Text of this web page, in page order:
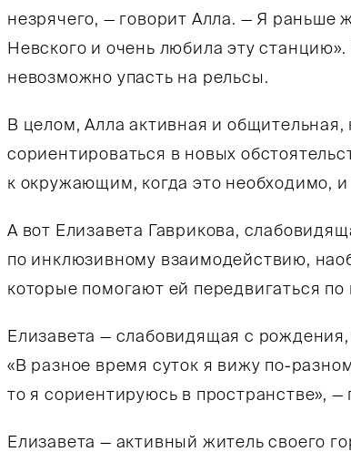
незрячего, — говорит Алла. — Я
Невского и очень любила эту
невозможно упасть на рельсы.
В целом, Алла активная и
сориентироваться в новых
к окружающим, когда это необходимо,
А вот Елизавета Гаврикова,
по инклюзивному взаимодействию,
которые помогают ей передвигаться по
Елизавета — слабовидящая с
«В разное время суток я вижу по-
то я сориентируюсь в пространстве», —
Елизавета — активный житель своего